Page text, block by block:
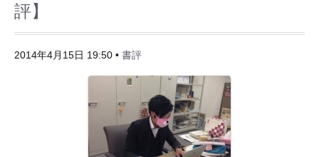
評】
2014年4月15日 19:50 • 書評